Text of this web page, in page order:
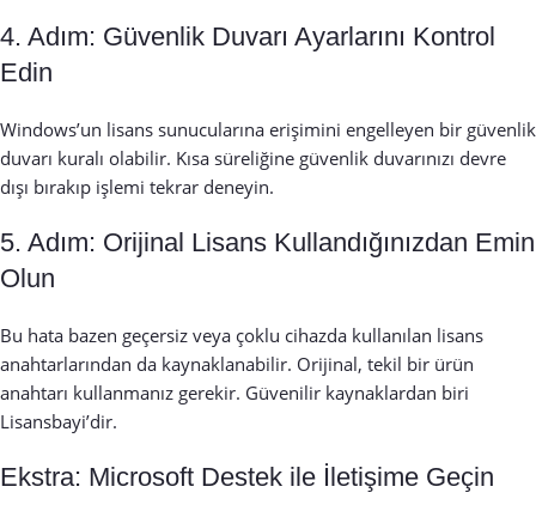
4. Adım: Güvenlik Duvarı Ayarlarını Kontrol
Edin
Windows’un lisans sunucularına erişimini engelleyen bir güvenlik
duvarı kuralı olabilir. Kısa süreliğine güvenlik duvarınızı devre
dışı bırakıp işlemi tekrar deneyin.
5. Adım: Orijinal Lisans Kullandığınızdan Emin
Olun
Bu hata bazen geçersiz veya çoklu cihazda kullanılan lisans
anahtarlarından da kaynaklanabilir. Orijinal, tekil bir ürün
anahtarı kullanmanız gerekir. Güvenilir kaynaklardan biri
Lisansbayi’dir.
Ekstra: Microsoft Destek ile İletişime Geçin